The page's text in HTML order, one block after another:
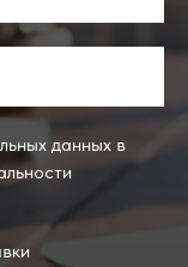
данных в